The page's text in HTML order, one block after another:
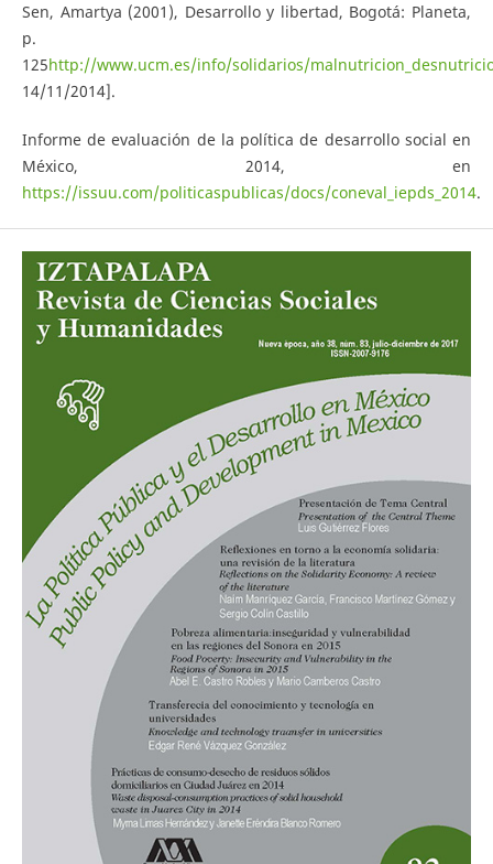
Sen, Amartya (2001), Desarrollo y libertad, Bogotá: Planeta,
p.
125http://www.ucm.es/info/solidarios/
14/11/2014].
Informe de evaluación de la política de desarrollo social en
México, 2014, en
https://issuu.com/politicaspublicas/docs/coneval_iepds_2014.